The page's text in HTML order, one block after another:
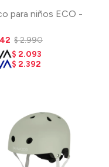
para niños ECO -
$2.990
$ 2.093
$ 2.392